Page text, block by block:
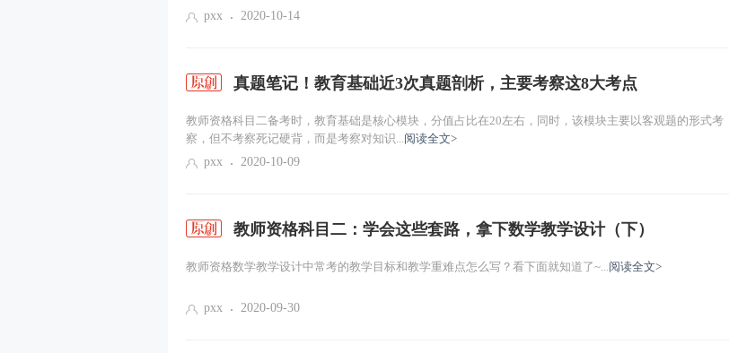
pxx
2020-10-14
真题笔记！教育基础近3次真题剖析，主要考察这8大考点
教师资格科目二备考时，教育基础是核心模块，分值占比在20左右，同时，该模块主要以客观题的形式考
察，但不考察死记硬背，而是考察对知识...阅读全文>
pxx
2020-10-09
教师资格科目二：学会这些套路，拿下数学教学设计（下）
教师资格数学教学设计中常考的教学目标和教学重难点怎么写？看下面就知道了~...阅读全文>
pxx 2020-09-30